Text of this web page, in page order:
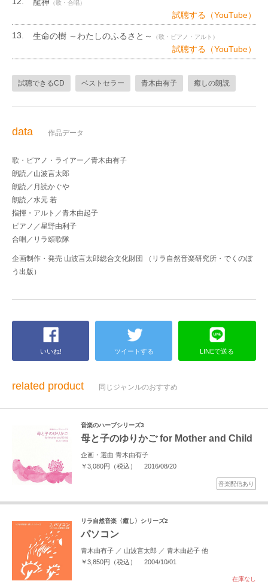
龍神 （歌・合唱）
試聴する（YouTube）
生命の樹 ～わたしのふるさと～ （歌・ピアノ・アルト）
試聴する（YouTube）
試聴できるCD ベストセラー 青木由有子 癒しの朗読
data 作品データ
歌・ピアノ・ライアー／青木由有子
朗読／山波言太郎
朗読／月読かぐや
朗読／水元 若
指揮・アルト／青木由起子
ピアノ／星野由利子
合唱／リラ頌歌隊
企画制作・発売 山波言太郎総合文化財団 （リラ自然音楽研究所・でくのぼ
う出版）
いいね! ツイートする LINEで送る
related product 同じジャンルのおすすめ
音楽のハーブシリーズ3
母と子のゆりかご for Mother and Child
企画・選曲 青木由有子
￥3,080円（税込）
2016/08/20
音楽配信あり
リラ自然音楽〈癒し〉シリーズ2
パソコン
青木由有子 ／ 山波言太郎 ／ 青木由起子 他
￥3,850円（税込）
2004/10/01
在庫なし